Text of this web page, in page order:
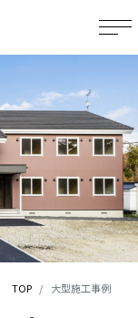
TOP 大型施工事例